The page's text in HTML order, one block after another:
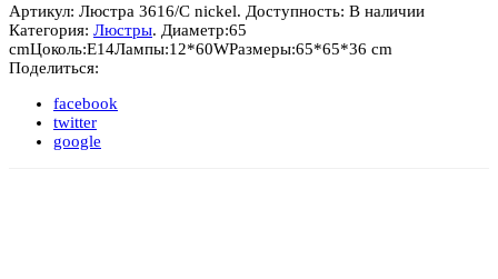
Артикул: Люстра 3616/C nickel. Доступность: В наличии
Категория: Люстры. Диаметр:65
cmЦоколь:E14Лампы:12*60WРазмеры:65*65*36 cm
Поделиться:
facebook
twitter
google